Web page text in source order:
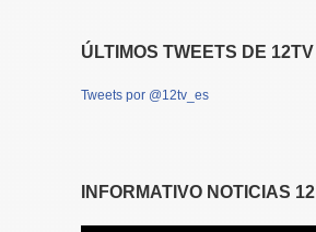
ÚLTIMOS TWEETS DE 12TV
Tweets por @12tv_es
INFORMATIVO NOTICIAS 12